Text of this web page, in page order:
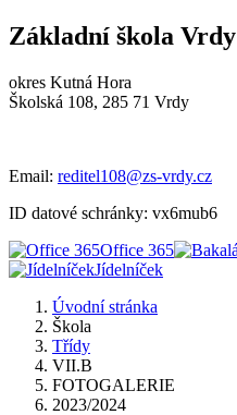
Základní škola Vrdy
okres Kutná Hora
Školská 108, 285 71 Vrdy
Email: reditel108@zs-vrdy.cz
ID datové schránky: vx6mub6
Office 365
Jídelníček
Úvodní stránka
Škola
Třídy
VII.B
FOTOGALERIE
2023/2024